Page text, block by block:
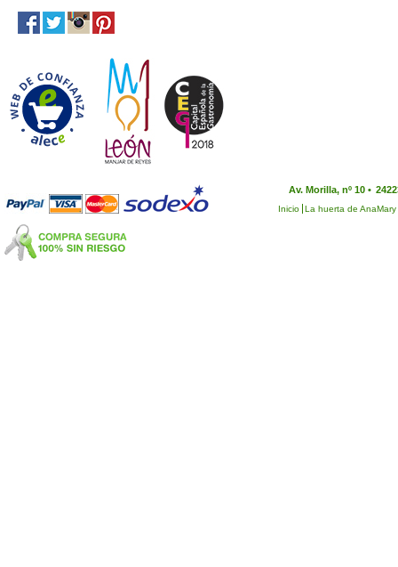
Av. Morilla, nº 10 •
Inicio La huerta de AnaMary